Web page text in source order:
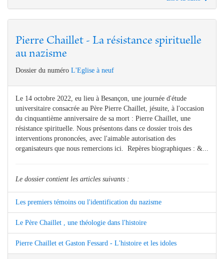
Pierre Chaillet - La résistance spirituelle
au nazisme
Dossier du numéro L'Eglise à neuf
Le 14 octobre 2022, eu lieu à Besançon, une journée d'étude
universitaire consacrée au Père Pierre Chaillet, jésuite, à l'occasion
du cinquantième anniversaire de sa mort : Pierre Chaillet, une
résistance spirituelle. Nous présentons dans ce dossier trois des
interventions prononcées, avec l'aimable autorisation des
organisateurs que nous remercions ici. Repères biographiques : &...
Le dossier contient les articles suivants :
Les premiers témoins ou l'identification du nazisme
Le Père Chaillet , une théologie dans l'histoire
Pierre Chaillet et Gaston Fessard - L'histoire et les idoles